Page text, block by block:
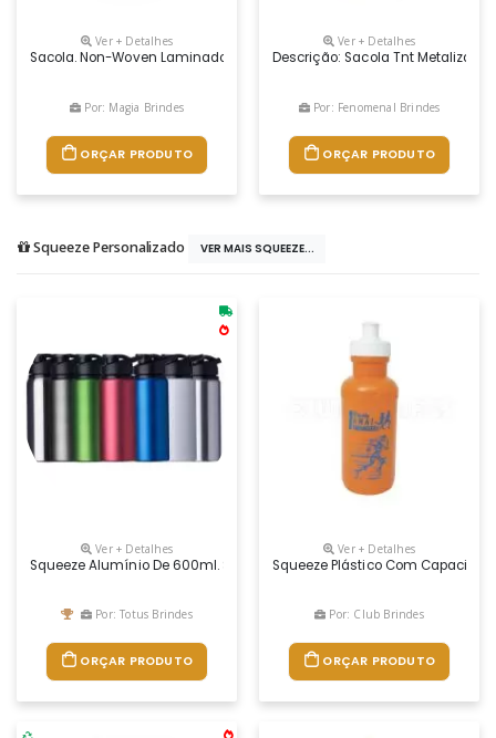
Ver + Detalhes
Sacola. Non-Woven Laminado: 90 G/m². Laminação Brilhante. Alças
Por: Magia Brindes
ORÇAR PRODUTO
Ver + Detalhes
Descrição: Sacola Tnt Metalizada
Por: Fenomenal Brindes
ORÇAR PRODUTO
Squeeze Personalizado VER MAIS SQUEEZE...
Ver + Detalhes
Squeeze Alumínio De 600ml. Squeeze De Pintura Fosca, Possui
Por: Totus Brindes
ORÇAR PRODUTO
Ver + Detalhes
Squeeze Plástico Com
Por: Club Brindes
ORÇAR PRODUTO